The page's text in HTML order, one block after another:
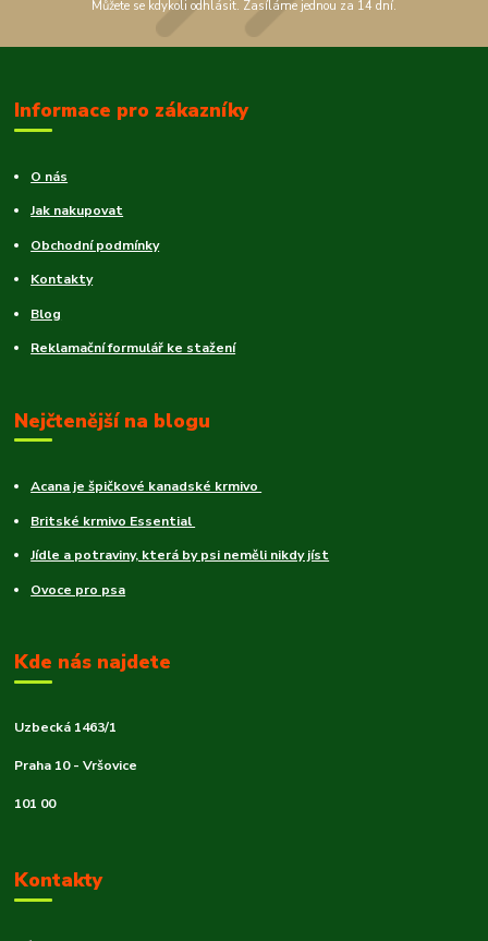
Můžete se kdykoli odhlásit. Zasíláme jednou za 14 dní.
Informace pro zákazníky
O nás
Jak nakupovat
Obchodní podmínky
Kontakty
Blog
Reklamační formulář ke stažení
Nejčtenější na blogu
Acana je špičkové kanadské krmivo
Britské krmivo Essential
Jídle a potraviny, která by psi neměli nikdy jíst
Ovoce pro psa
Kde nás najdete
Uzbecká 1463/1
Praha 10 - Vršovice
101 00
Kontakty